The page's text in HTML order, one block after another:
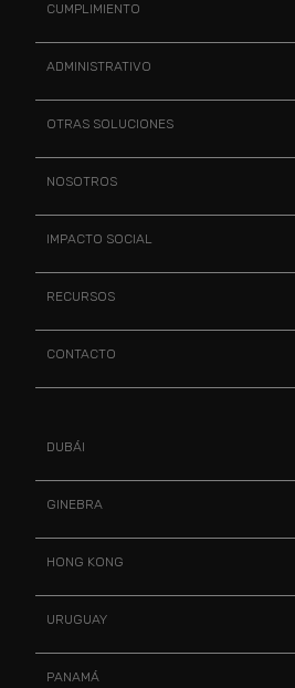
CUMPLIMIENTO
ADMINISTRATIVO
OTRAS SOLUCIONES
NOSOTROS
IMPACTO SOCIAL
RECURSOS
CONTACTO
DUBÁI
GINEBRA
HONG KONG
URUGUAY
PANAMÁ